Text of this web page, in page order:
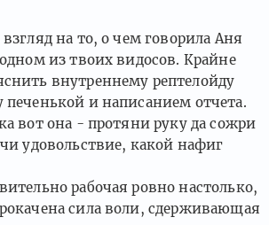
на то, о чем говорила Аня
из твоих видосов. Крайне
внутреннему рептелойду
печенькой и написанием отчета.
вот она - протяни руку да сожри
удовольствие, какой нафиг
рабочая ровно настолько,
сила воли, сдерживающая